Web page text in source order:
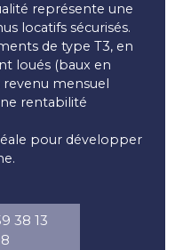
représente une
locatifs sécurisés.
de type T3, en
loués (baux en
revenu mensuel
rentabilité
pour développer
38 13